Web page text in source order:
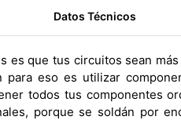
Datos Técnicos
es que tus circuitos sean
para eso es utilizar
todos tus componentes
porque se soldán por